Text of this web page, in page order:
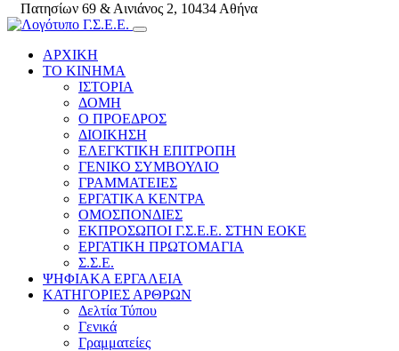
Πατησίων 69 & Αινιάνος 2, 10434 Αθήνα
ΑΡΧΙΚΗ
ΤΟ ΚΙΝΗΜΑ
ΙΣΤΟΡΙΑ
ΔΟΜΗ
Ο ΠΡΟΕΔΡΟΣ
ΔΙΟΙΚΗΣΗ
ΕΛΕΓΚΤΙΚΗ ΕΠΙΤΡΟΠΗ
ΓΕΝΙΚΟ ΣΥΜΒΟΥΛΙΟ
ΓΡΑΜΜΑΤΕΙΕΣ
ΕΡΓΑΤΙΚΑ ΚΕΝΤΡΑ
ΟΜΟΣΠΟΝΔΙΕΣ
ΕΚΠΡΟΣΩΠΟΙ Γ.Σ.Ε.Ε. ΣΤΗΝ ΕΟΚΕ
ΕΡΓΑΤΙΚΗ ΠΡΩΤΟΜΑΓΙΑ
Σ.Σ.Ε.
ΨΗΦΙΑΚΑ ΕΡΓΑΛΕΙΑ
ΚΑΤΗΓΟΡΙΕΣ ΑΡΘΡΩΝ
Δελτία Τύπου
Γενικά
Γραμματείες